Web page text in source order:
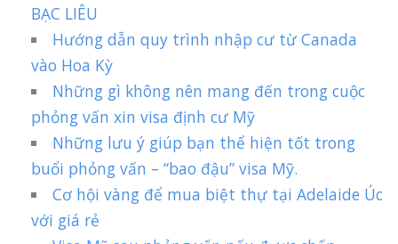
BẠC LIÊU
Hướng dẫn quy trình nhập cư từ Canada
vào Hoa Kỳ
Những gì không nên mang đến trong cuộc
phỏng vấn xin visa định cư Mỹ
Những lưu ý giúp bạn thể hiện tốt trong
buổi phỏng vấn – “bao đậu” visa Mỹ.
Cơ hội vàng để mua biệt thự tại Adelaide Úc
với giá rẻ